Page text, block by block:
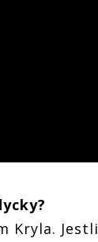
Kryla. Jestli